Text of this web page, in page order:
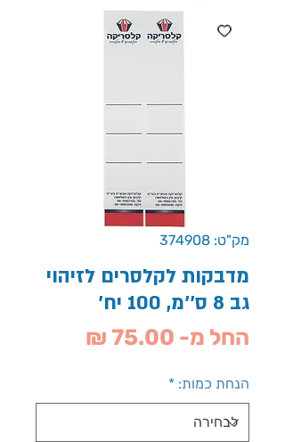
מק"ט: 374908
מדבקות לקלסרים לזיהוי
גב 8 ס''מ, 100 יח'
החל מ- 75.00 ₪
הנחת כמות: *